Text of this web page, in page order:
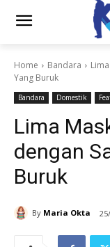
Home Bandara
Yang Buruk
Bandara Domestik
Lima
dengan
Buruk
By Maria Okta